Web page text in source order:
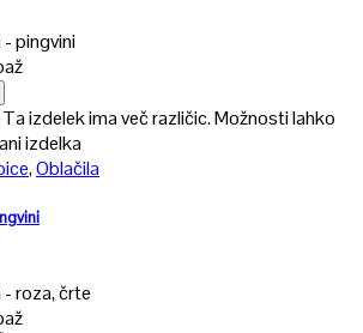
Ta izdelek ima več različic. Možnosti lahko
izdelka
,Oblačila